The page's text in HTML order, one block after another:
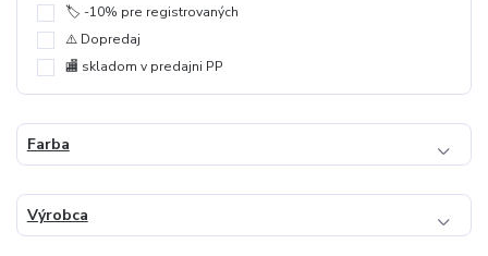
🏷️ -10% pre registrovaných
⚠️ Dopredaj
🏬 skladom v predajni PP
Farba
Výrobca